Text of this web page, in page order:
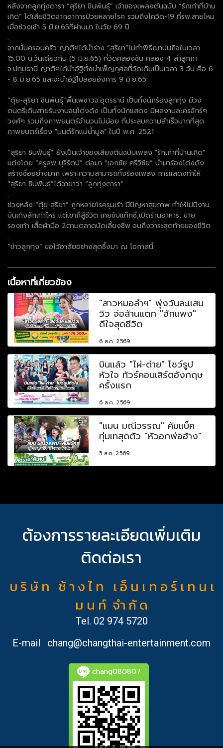
หลังจากลูกทุ่งดารา “สุริยา ชินพันธุ์” เจ้าของเพลงต้นฉบับ “รักเก่าที่บ้าน
เกิด” ได้เสียชีวิตจากอาการป่วยหลายโรค รวมถึงโควิด-19 ที่รพ.สายไหม
เมื่อช่วงเช้า 5 มิ.ย.65ที่ผ่านมา ในวัย 69 ปี
.
จากนั้นครอบครัว ญาติๆได้นำร่าง “สุริยา”ไปทำพิธีฌาปนกิจในเวลา
15.00 น.วันเดียวกัน (5 มิ.ย.65) ที่วัดคลองชัน คลอง 4 ลำลูกกา
จ.ปทุมธานี ญาติๆได้นำอัฐิตั้งบำเพ็ญกุศลที่วัดเดิมเป็นเวลา 3 วัน คือ 6
- 8 มิ.ย.65 และจะนำอัฐิไปลอยอังคาร 9 มิ.ย.65
.
“ตุ้ย-สุริยา ชินพันธุ์”พื้นเพชาวจ.อุดรธานี เป็นทั้งนักร้องลูกทุ่ง มีวง
ดนตรีเดินสายรับงานจนโด่งดัง เป็นทั้งนักแสดง มีผลงานละครจักร์ๆ
วงศ์ๆ รวมถึงภาพยนตร์จำนวนไม่น้อย ที่ประสบความสำเร็จมากที่สุด
ภาพยนตร์เรื่อง "มนต์รักแม่น้ำมูล" ในปี พ.ศ. 2521
.
“สุริยา ชินพันธุ์” ยังเป็นเจ้าของเสียงต้นฉบับเพลง "รักเก่าที่บ้านเกิด"
แต่งโดย “ครูลพ บุรีรัตน์” ต่อมา “เอกชัย ศรีวิชัย” นำมาร้องโด่งดัง
สร้างชื่ออย่างมาก เพราะความสามารถทั้งร้องเพลง การแสดงทำให้
“สุริยา ชินพันธุ์”ได้ฉายาว่า “ลูกทุ่งดารา"
.
ช่วงหลัง “ตุ้ย สุริยา” ถูกหลายโรครุมเร้า มีปัญหาสุขภาพ ทำให้ไม่มีงาน
บันเทิงสักเท่าไหร่ แต่เขาก็สู้ชีวิต เคยขับแท็กซี่,เปิดร้านอาหาร, ขาย
รองเท้า เสื้อผ้ามือ 2ตามตลาดนัดเลี้ยงชีพ จนถึงวาระสุดท้ายของชีวิต
.
“ข่าวลูกทุ่ง” ขอไว้อาลัยอย่างสุดซึ้งมา ณ โอกาสนี้
เนื้อหาที่เกี่ยวข้อง
"สาวหมอลำฯ" พุ่งวันละแสน
วิว จ่อล้านแตก "ฮักแพง"
ดีใจสุดชีวิต
6 ส.ค. 2569
บินแล้ว "ไผ่-ต่าย" โชว์รูป
หัวใจ ทัวร์คอนเสิร์ตอังกฤษ
ครั้งแรก
6 ส.ค. 2569
"แมน มณีวรรณ" คัมแบ็ค
ทุ่มเทสุดตัว "หัวอกพ่อฮ้าง"
5 ส.ค. 2569
ต้องการรายละเอียดเพิ่มเติม
ติดต่อเรา
บ ริ ษั ท ช้ า ง ไ ท เ อ็ น เ ท อ ร์ เ ท น เ
ม น ท์ จำ กั ด
Tel. 02 974 5720
E-mail
chang@changthai-entertainment.com
chang080807